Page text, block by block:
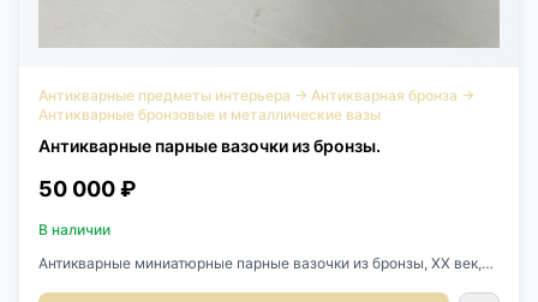
Антикварные предметы интерьера → Антикварная бронза →
Антикварные бронзовые и металлические вазы
Антикварные парные вазочки из бронзы.
50 000 ₽
В наличии
Антикварные миниатюрные парные вазочки из бронзы, ХХ век,